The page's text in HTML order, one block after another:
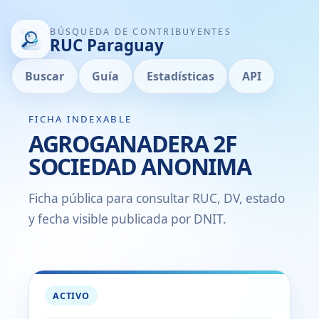
BÚSQUEDA DE CONTRIBUYENTES
RUC Paraguay
Buscar Guía Estadísticas API
FICHA INDEXABLE
AGROGANADERA 2F
SOCIEDAD ANONIMA
Ficha pública para consultar RUC, DV, estado
y fecha visible publicada por DNIT.
ACTIVO